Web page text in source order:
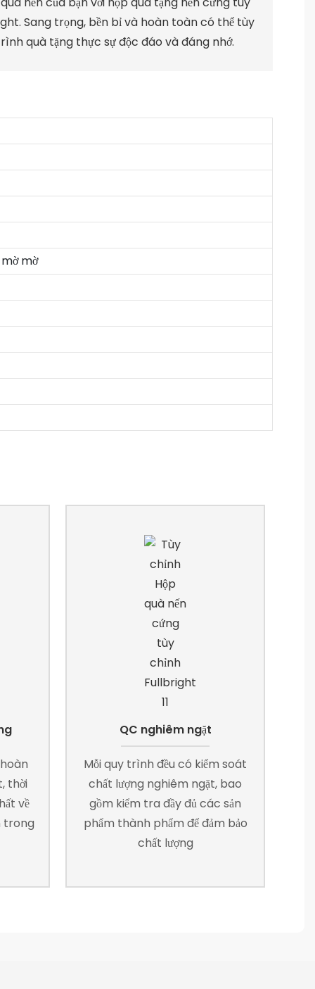
Sang trọng, bền bỉ và hoàn toàn có thể tùy
quà tặng thực sự độc đáo và đáng nhớ.
mờ
thời
về
trong
QC nghiêm ngặt
Mỗi quy trình đều có kiểm soát
chất lượng nghiêm ngặt, bao
gồm kiểm tra đầy đủ các sản
phẩm thành phẩm để đảm bảo
chất lượng